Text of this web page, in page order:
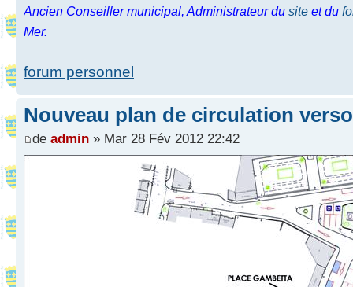
Ancien Conseiller municipal, Administrateur du site et du
Mer.
forum personnel
Nouveau plan de circulation verso
de admin » Mar 28 Fév 2012 22:42